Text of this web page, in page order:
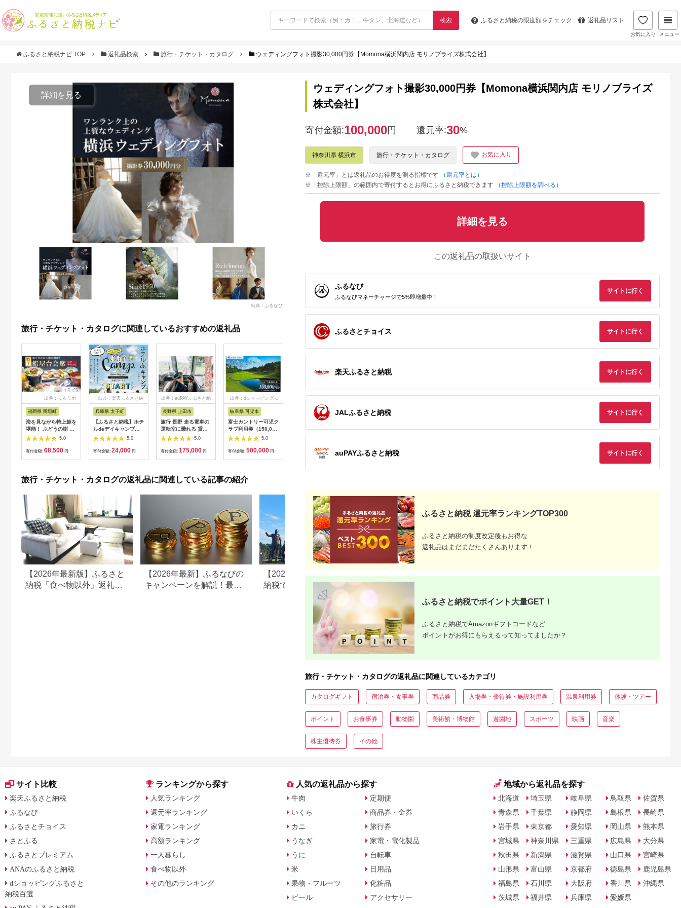
検索 ふるさと納税の限度額をチェック 返礼品リスト
お気に入り メニュー
ふるさと納税ナビ TOP 返礼品検索 旅行・チケット・カタログ ウェディングフォト撮影30,000円券【Momona横浜関内店 モリノブライズ株式会社】
詳細を見る
出典：ふるなび
旅行・チケット・カタログに関連しているおすすめの返礼品
出典：ふるラボ
福岡県 岡垣町
海を見ながら特上鮨を
堪能！ ぶどうの樹 鮨
屋台ペア お食事券 海
鮮 海 屋台 食事 ペア
福岡県 岡垣町
5.0
寄付金額: 68,500 円
出典：楽天ふるさと納
兵庫県 太子町
【ふるさと納税】ホテ
ルdeデイキャンプ体
験チケット
【1364991】
5.0
寄付金額: 24,000 円
出典：auPAYふるさと納
長野県 上田市
旅行 長野 走る電車の
運転室に乗れる 貸切
列車でお仕事体験 体
験 チケット 電車 鉄道
列車 サービス 子供 子
5.0
寄付金額: 175,000 円
出典：dショッピングふ
るさと納税
岐阜県 可児市
富士カントリー可児ク
ラブ利用券（150,000
円分）【0018-007】
5.0
寄付金額: 500,000 円
静岡県 伊東市
伊東園ホテル・伊東園
ホテル別館・伊東園ホ
テル松川館 ご宿泊券
分:GAタイプ)
【1044937】
30,000 円
神奈川県 大磯町
賓舘 お食事券
F（50,000円分）【
菜 手作り 大磯名産品
和風おかず おつまみ
揚げ物 母の日 ギフト
寄付金額:169,000
石垣島1日アクティビ
ティ (利用券 1名様分)
旅行 地域限定旅行ク
ーポン90,000円分
信州健康ランド ギフ
ト券（1000円券×9
枚） | 信州健康ランド
サウナ 大浴場 ボディ
ケア リラクゼーショ
ン 施設 宿泊 家族連れ
円
栃木県 那須町
那須高原を馬とめぐ
2時間のホーストレッ
キング 外乗ペア利用
券【平日限定】チケ
ト 利用券 ペア 体験
乗馬 初心者歓迎〔P-
100〕
寄付金額:
旅行・チケット・カタログの返礼品に関連している記事の紹介
【2026年最新版】ふるさと
納税「食べ物以外」返礼品
【2026年最新】ふるなびの
キャンペーンを解説！最大
【2026年最新版】ふるさと
納税でディズニー返礼品は
もらえる？ホテル・チケッ
ト・公式グッズを徹底解説
ふるさと納税、年収いくら
すめ返礼品も紹介
ウェディングフォト撮影30,000円券【Momona横浜関内店 モリノブライズ
株式会社】
寄付金額:100,000円 還元率:30%
神奈川県 横浜市 旅行・チケット・カタログ お気に入り
※「還元率」とは返礼品のお得度を測る指標です
（還元率とは）
※「控除上限額」の範囲内で寄付するとお得にふるさと納税できます
（控除上限額を調べる）
詳細を見る
この返礼品の取扱いサイト
ふるなび
ふるなびマネーチャージで5%即増量中！
サイトに行く
ふるさとチョイス サイトに行く
楽天ふるさと納税 サイトに行く
JALふるさと納税 サイトに行く
auPAYふるさと納税 サイトに行く
ふるさと納税 還元率ランキングTOP300
ふるさと納税の制度改定後もお得な
返礼品はまだまだたくさんあります！
ふるさと納税でポイント大量GET！
ふるさと納税でAmazonギフトコードなど
ポイントがお得にもらえるって知ってましたか？
旅行・チケット・カタログの返礼品に関連しているカテゴリ
カタログギフト 宿泊券・食事券 商品券 入場券・優待券・施設利用券 温泉利用券 体験・ツアー
ポイント お食事券 動物園 美術館・博物館 遊園地 スポーツ 映画 音楽
株主優待券 その他
サイト比較
楽天ふるさと納税
ふるなび
ふるさとチョイス
さとふる
ふるさとプレミアム
ANAのふるさと納税
dショッピングふるさと
納税百選
ランキングから探す
人気ランキング
還元率ランキング
家電ランキング
高額ランキング
一人暮らし
食べ物以外
その他のランキング
人気の返礼品から探す
牛肉
いくら
カニ
うなぎ
うに
米
果物・フルーツ
ビール
定期便
商品券・金券
旅行券
家電・電化製品
自転車
日用品
化粧品
アクセサリー
地域から返礼品を探す
北海道
青森県
岩手県
宮城県
秋田県
山形県
福島県
茨城県
埼玉県
千葉県
東京都
神奈川県
新潟県
富山県
石川県
福井県
岐阜県
静岡県
愛知県
三重県
滋賀県
京都府
大阪府
兵庫県
鳥取県
島根県
岡山県
広島県
山口県
徳島県
香川県
愛媛県
佐賀県
長崎県
熊本県
大分県
宮崎県
鹿児島県
沖縄県